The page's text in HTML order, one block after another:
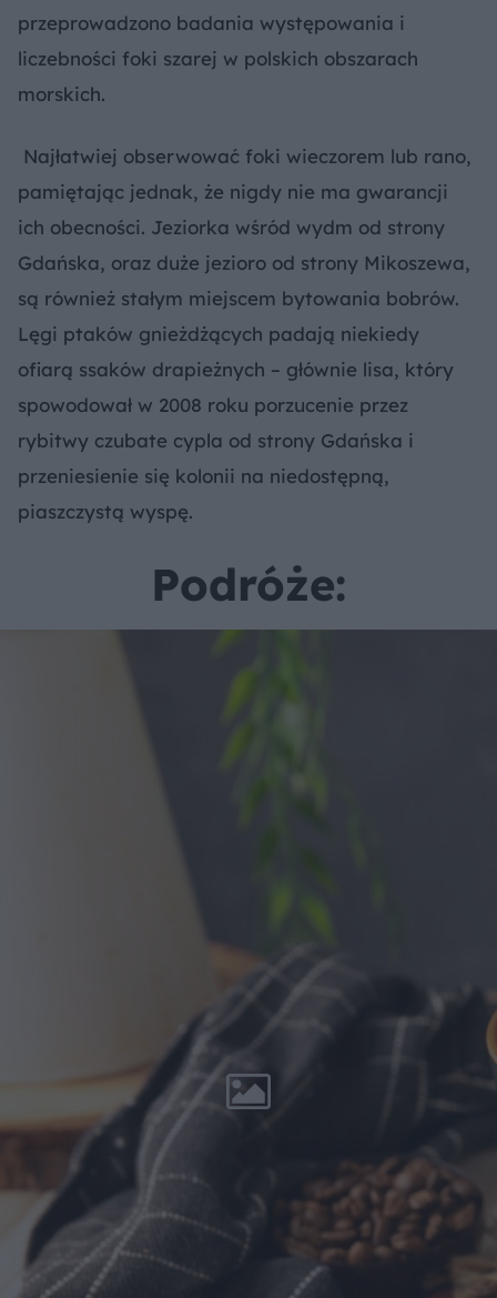
przeprowadzono badania występowania i
liczebności foki szarej w polskich obszarach
morskich.
Najłatwiej obserwować foki wieczorem lub rano,
pamiętając jednak, że nigdy nie ma gwarancji
ich obecności. Jeziorka wśród wydm od strony
Gdańska, oraz duże jezioro od strony Mikoszewa,
są również stałym miejscem bytowania bobrów.
Lęgi ptaków gnieżdżących padają niekiedy
ofiarą ssaków drapieżnych – głównie lisa, który
spowodował w 2008 roku porzucenie przez
rybitwy czubate cypla od strony Gdańska i
przeniesienie się kolonii na niedostępną,
piaszczystą wyspę.
Podróże: